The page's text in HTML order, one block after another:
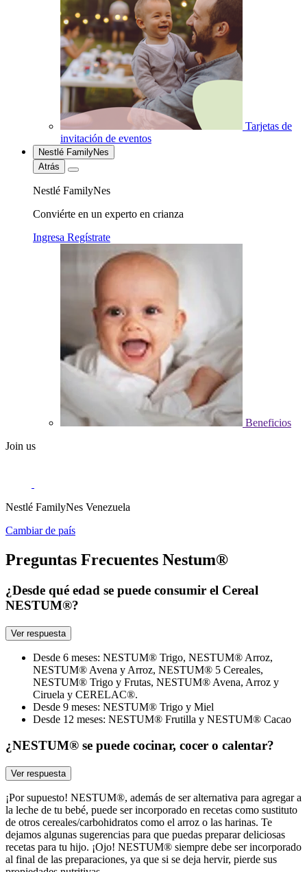
Tarjetas de
invitación de eventos
Nestlé FamilyNes
Atrás
Nestlé FamilyNes
Conviérte en un experto en crianza
Ingresa Regístrate
Beneficios
Join us
Nestlé FamilyNes Venezuela
Cambiar de país
Preguntas Frecuentes Nestum®
¿Desde qué edad se puede consumir el Cereal
NESTUM®?
Ver respuesta
Desde 6 meses: NESTUM® Trigo, NESTUM® Arroz,
NESTUM® Avena y Arroz, NESTUM® 5 Cereales,
NESTUM® Trigo y Frutas, NESTUM® Avena, Arroz y
Ciruela y CERELAC®.
Desde 9 meses: NESTUM® Trigo y Miel
Desde 12 meses: NESTUM® Frutilla y NESTUM® Cacao
¿NESTUM® se puede cocinar, cocer o calentar?
Ver respuesta
¡Por supuesto! NESTUM®, además de ser alternativa para agregar a
la leche de tu bebé, puede ser incorporado en recetas como sustituto
de otros cereales/carbohidratos como el arroz o las harinas. Te
dejamos algunas sugerencias para que puedas preparar deliciosas
recetas para tu hijo. ¡Ojo! NESTUM® siempre debe ser incorporado
al final de las preparaciones, ya que si se deja hervir, pierde sus